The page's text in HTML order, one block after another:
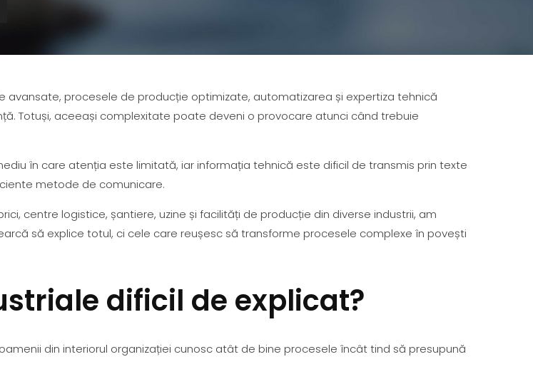
procesele de producție optimizate, automatizarea și expertiza tehnică
Totuși, aceeași complexitate poate deveni o provocare atunci când trebuie
în care atenția este limitată, iar informația tehnică este dificil de transmis prin texte
metode de comunicare.
centre logistice, șantiere, uzine și facilități de producție din diverse industrii, am
să explice totul, ci cele care reușesc să transforme procesele complexe în povești
dificil de explicat?
din interiorul organizației cunosc atât de bine procesele încât tind să presupună